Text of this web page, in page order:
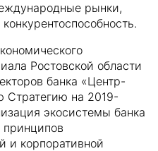
рынки,
Ростовской области
банка «Центр-
Стратегию на 2019-
экосистемы банка
принципов
и корпоративной